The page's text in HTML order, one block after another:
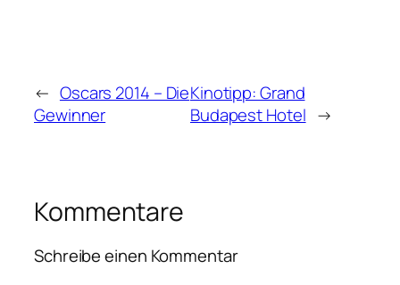
← Oscars 2014 – Die
Gewinner
Kinotipp: Grand
Budapest Hotel →
Kommentare
Schreibe einen Kommentar